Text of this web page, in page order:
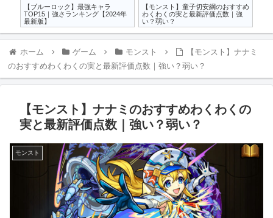
【ブルーロック】最強キャラ
TOP15｜強さランキング【2024年
最新版】
【モンスト】童子切安綱のおすすめ
わくわくの実と最新評価点数｜強
い？弱い？
ホーム ゲーム モンスト
【モンスト】ナナミ
のおすすめわくわくの実と最新評価点数｜強い？弱い？
【モンスト】ナナミのおすすめわくわくの
実と最新評価点数｜強い？弱い？
モンスト